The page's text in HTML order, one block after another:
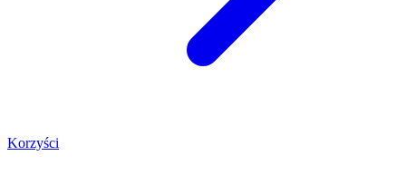
Korzyści